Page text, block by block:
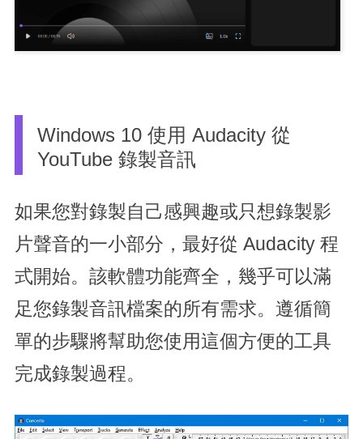
Windows 10 使用 Audacity 從
YouTube 錄製音訊
如果您對錄製自己感興趣或只想錄製影
片聲音的一小部分，最好從 Audacity 程
式開始。該軟體功能齊全，幾乎可以滿
足您錄製音訊檔案的所有需求。遵循簡
單的步驟將幫助您使用這個方便的工具
完成錄製過程。